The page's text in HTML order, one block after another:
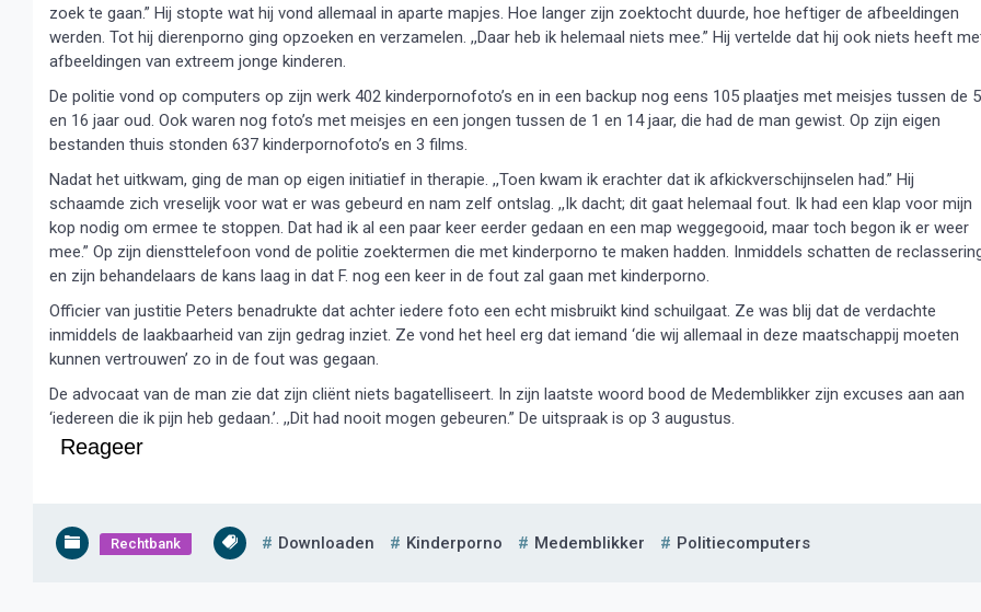
zoek te gaan.” Hij stopte wat hij vond allemaal in aparte mapjes. Hoe langer zijn zoektocht duurde, hoe heftiger de afbeeldingen
werden. Tot hij dierenporno ging opzoeken en verzamelen. ,,Daar heb ik helemaal niets mee.” Hij vertelde dat hij ook niets heeft
afbeeldingen van extreem jonge kinderen.
De politie vond op computers op zijn werk 402 kinderpornofoto’s en in een backup nog eens 105 plaatjes met meisjes tussen de 5
en 16 jaar oud. Ook waren nog foto’s met meisjes en een jongen tussen de 1 en 14 jaar, die had de man gewist. Op zijn eigen
bestanden thuis stonden 637 kinderpornofoto’s en 3 films.
Nadat het uitkwam, ging de man op eigen initiatief in therapie. ,,Toen kwam ik erachter dat ik afkickverschijnselen had.” Hij
schaamde zich vreselijk voor wat er was gebeurd en nam zelf ontslag. ,,Ik dacht; dit gaat helemaal fout. Ik had een klap voor mijn
kop nodig om ermee te stoppen. Dat had ik al een paar keer eerder gedaan en een map weggegooid, maar toch begon ik er weer
mee.” Op zijn diensttelefoon vond de politie zoektermen die met kinderporno te maken hadden. Inmiddels schatten de
en zijn behandelaars de kans laag in dat F. nog een keer in de fout zal gaan met kinderporno.
Officier van justitie Peters benadrukte dat achter iedere foto een echt misbruikt kind schuilgaat. Ze was blij dat de verdachte
inmiddels de laakbaarheid van zijn gedrag inziet. Ze vond het heel erg dat iemand ‘die wij allemaal in deze maatschappij moeten
kunnen vertrouwen’ zo in de fout was gegaan.
De advocaat van de man zie dat zijn cliënt niets bagatelliseert. In zijn laatste woord bood de Medemblikker zijn excuses aan aan
‘iedereen die ik pijn heb gedaan.’. ,,Dit had nooit mogen gebeuren.” De uitspraak is op 3 augustus.
Reageer
Rechtbank Downloaden Kinderporno Medemblikker Politiecomputers